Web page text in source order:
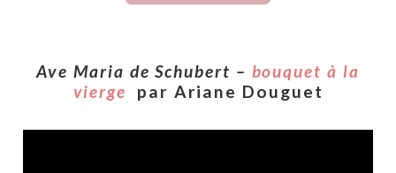
Ave Maria de Schubert – bouquet à la
vierge
par Ariane Douguet